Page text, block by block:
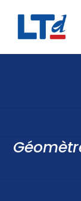
Contactez-nous